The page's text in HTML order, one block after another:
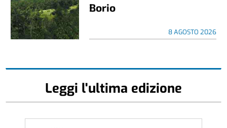
Borio
8 AGOSTO 2026
Leggi l'ultima edizione